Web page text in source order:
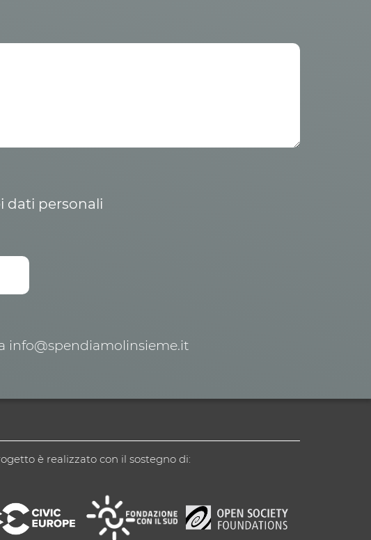
dati personali
info@spendiamolinsieme.it
è realizzato con il sostegno di: